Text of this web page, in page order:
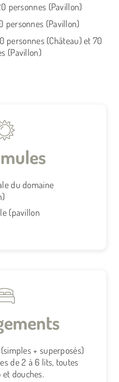
personnes (Pavillon)
personnes (Pavillon)
personnes (Château) et 70
(Pavillon)
du domaine
(pavillon
+ superposés)
de 2 à 6 lits, toutes
douches.